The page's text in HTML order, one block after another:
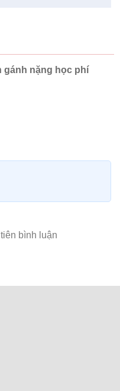
gánh nặng học phí